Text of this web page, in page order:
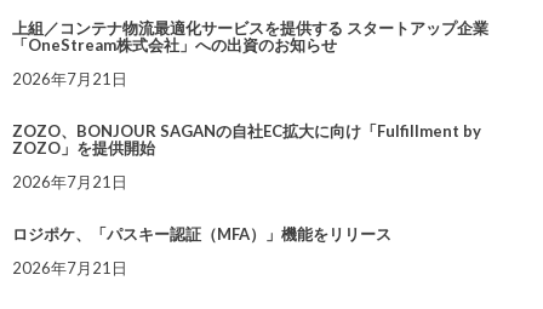
上組／コンテナ物流最適化サービスを提供する スタートアップ企業
「OneStream株式会社」への出資のお知らせ
2026年7月21日
ZOZO、BONJOUR SAGANの自社EC拡大に向け「Fulfillment by
ZOZO」を提供開始
2026年7月21日
ロジポケ、「パスキー認証（MFA）」機能をリリース
2026年7月21日